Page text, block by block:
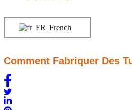
French
Comment Fabriquer Des